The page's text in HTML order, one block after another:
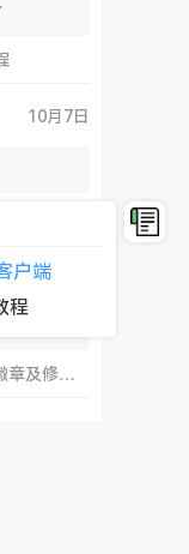
户端
程
10月7日
9月17日
运行时间